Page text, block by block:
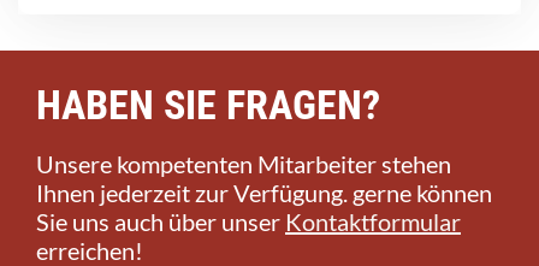
HABEN SIE FRAGEN?
Unsere kompetenten Mitarbeiter stehen
Ihnen jederzeit zur Verfügung. gerne können
Sie uns auch über unser Kontaktformular
erreichen!